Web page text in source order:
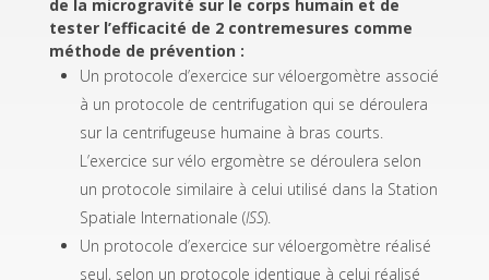
de la microgravité sur le corps humain et de
tester l’efficacité de 2 contremesures comme
méthode de prévention :
Un protocole d’exercice sur véloergomètre associé
à un protocole de centrifugation qui se déroulera
sur la centrifugeuse humaine à bras courts.
L’exercice sur vélo ergomètre se déroulera selon
un protocole similaire à celui utilisé dans la Station
Spatiale Internationale (ISS).
Un protocole d’exercice sur véloergomètre réalisé
seul, selon un protocole identique à celui réalisé